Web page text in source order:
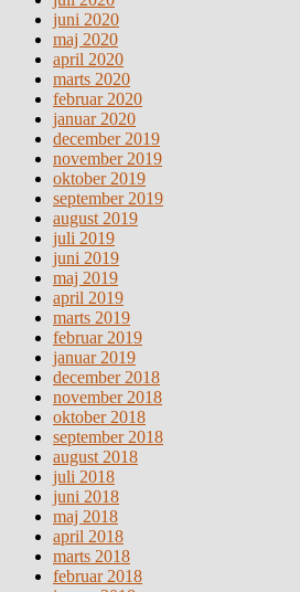
juni 2020
maj 2020
april 2020
marts 2020
februar 2020
januar 2020
december 2019
november 2019
oktober 2019
september 2019
august 2019
juli 2019
juni 2019
maj 2019
april 2019
marts 2019
februar 2019
januar 2019
december 2018
november 2018
oktober 2018
september 2018
august 2018
juli 2018
juni 2018
maj 2018
april 2018
marts 2018
februar 2018